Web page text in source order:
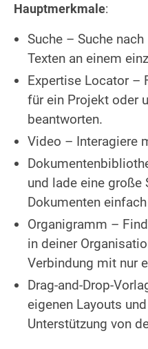
Hauptmerkmale:
Suche – Suche
Texten an einem
Expertise Locator –
für ein Projekt oder
beantworten.
Video – Interagiere
und lade eine große
Dokumenten
Organigramm –
in deiner
Verbindung mit nur
Drag-and-Drop-
eigenen Layouts
Unterstützung von